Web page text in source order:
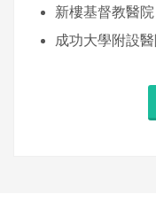
新樓基督教醫
成功大學附設